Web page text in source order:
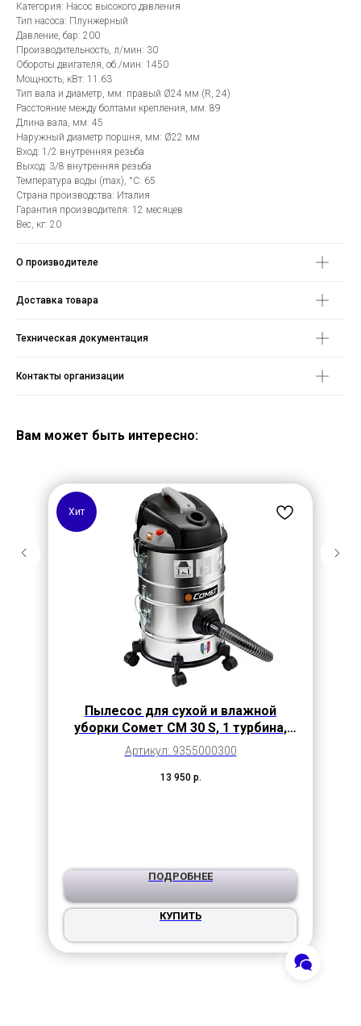
Категория: Насос высокого давления
Тип насоса: Плунжерный
Давление, бар: 200
Производительность, л/мин: 30
Обороты двигателя, об./мин: 1450
Мощность, кВт: 11.63
Тип вала и диаметр, мм: правый Ø24 мм (R, 24)
Расстояние между болтами крепления, мм: 89
Длина вала, мм: 45
Наружный диаметр поршня, мм: Ø22 мм
Вход: 1/2 внутренняя резьба
Выход: 3/8 внутренняя резьба
Температура воды (max), °C: 65
Страна производства: Италия
Гарантия производителя: 12 месяцев
Вес, кг: 20
О производителе
Доставка товара
Техническая документация
Контакты организации
Вам может быть интересно:
Хит
Пылесос для сухой и влажной
уборки Сомет CM 30 S, 1 турбина,
бак 30л (сталь)
Артикул: 9355000300
13 950 р.
ПОДРОБНЕЕ
КУПИТЬ